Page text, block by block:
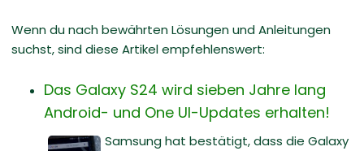
Wenn du nach bewährten Lösungen und Anleitungen
suchst, sind diese Artikel empfehlenswert:
Das Galaxy S24 wird sieben Jahre lang
Android- und One UI-Updates erhalten!
Samsung hat bestätigt, dass die Galaxy